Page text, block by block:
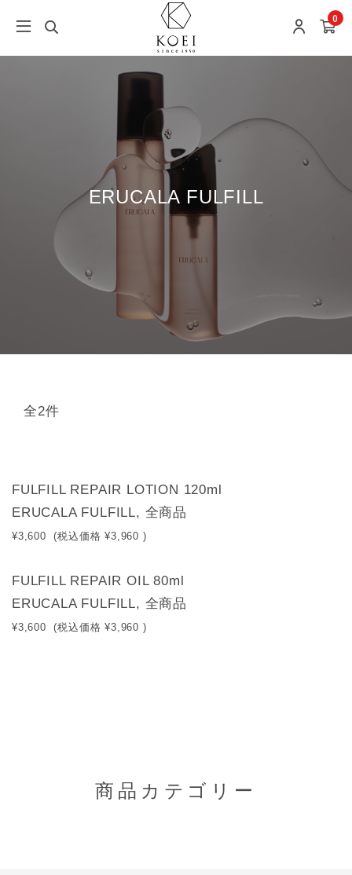
0
ERUCALA FULFILL
全2件
FULFILL REPAIR LOTION 120ml
ERUCALA FULFILL, 全商品
¥3,600 (税込価格 ¥3,960 )
FULFILL REPAIR OIL 80ml
ERUCALA FULFILL, 全商品
¥3,600 (税込価格 ¥3,960 )
商品カテゴリー